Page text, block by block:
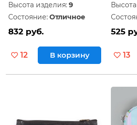
Высота изделия: 9
Состояние: Отличное
832 руб.
12 В корзину
525
13